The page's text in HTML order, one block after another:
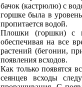
бачок (кастрюлю) с
горшке была в
пропитается водой.
Плошки (горшки) с
обеспечивая на все
растений (бегонии,
появления всходов.
Как только появятся
сеянцев всходы